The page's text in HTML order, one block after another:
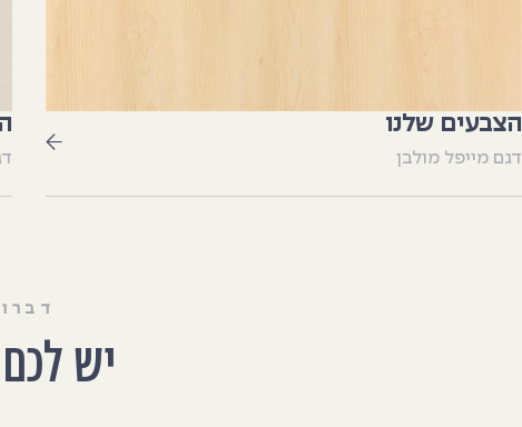
הצבעים שלנו
דגם מייפל מולבן
יש